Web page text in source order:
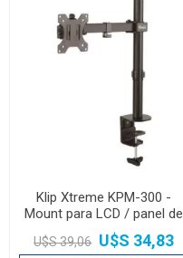
Klip Xtreme KPM-300 -
Mount para LCD / panel de
plasma
U$S 39,06 U$S 34,83